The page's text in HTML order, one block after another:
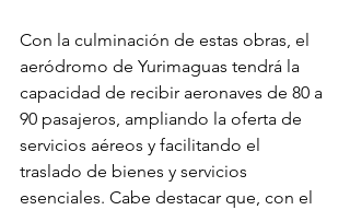
Con la culminación de estas obras, el
aeródromo de Yurimaguas tendrá la
capacidad de recibir aeronaves de 80 a
90 pasajeros, ampliando la oferta de
servicios aéreos y facilitando el
traslado de bienes y servicios
esenciales. Cabe destacar que, con el